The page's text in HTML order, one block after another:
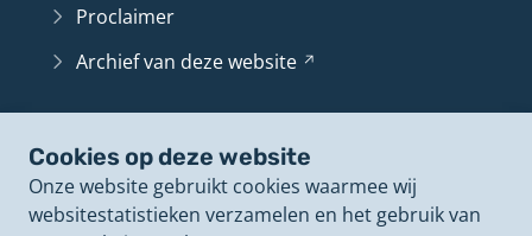
Cookies op deze website
Onze website gebruikt cookies waarmee wij
websitestatistieken verzamelen en het gebruik van
Proclaimer
Archief van dezewebsite
een
Contact
Vacatureoverzicht